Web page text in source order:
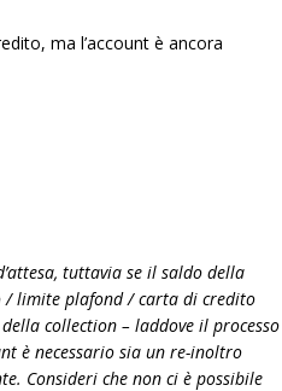
ma l’account è ancora
tuttavia se il saldo della
/ limite plafond / carta di credito
collection – laddove il processo
è necessario sia un re-inoltro
Consideri che non ci è possibile